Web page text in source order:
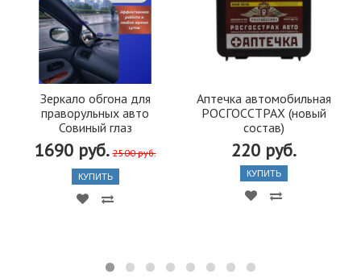
Зеркало обгона для
праворульных авто
Совиный глаз
1690 руб. 2500 руб.
КУПИТЬ
Аптечка автомобильная
РОСГОССТРАХ (новый
состав)
220 руб.
КУПИТЬ